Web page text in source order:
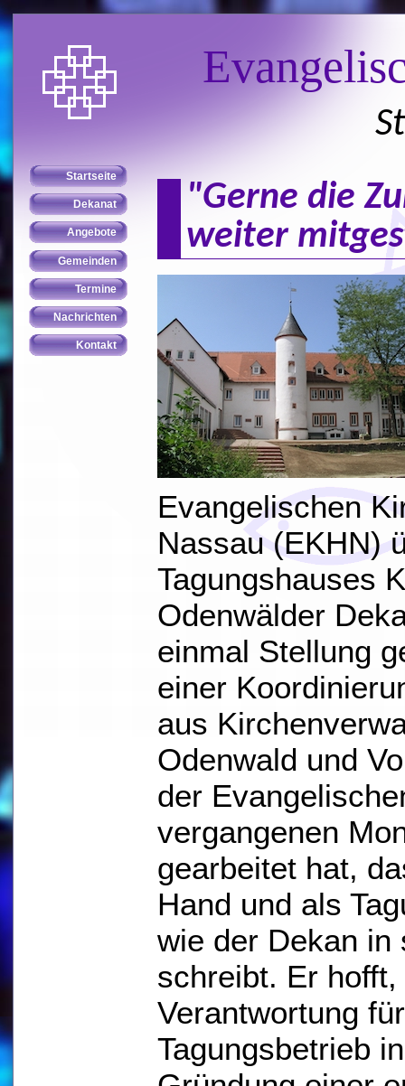
"Gerne die
weiter
Evangelischen
Nassau (EKHN)
Tagungshauses
Odenwälder
einmal Stellung
einer
aus
Odenwald und
der
vergangenen
gearbeitet hat,
Hand und als
wie der Dekan in
schreibt. Er
Verantwortung
Tagungsbetrieb